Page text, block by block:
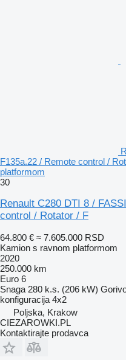
F135a.22 / Remote control /
platformom
30
Renault C280 DTI 8 /
control / Rotator / F
64.800 € ≈ 7.605.000 RSD
Kamion s ravnom platformom
2020
250.000 km
Euro 6
Snaga 280 k.s. (206 kW)
konfiguracija 4x2
Poljska, Krakow
CIEZAROWKI.PL
Kontaktirajte prodavca